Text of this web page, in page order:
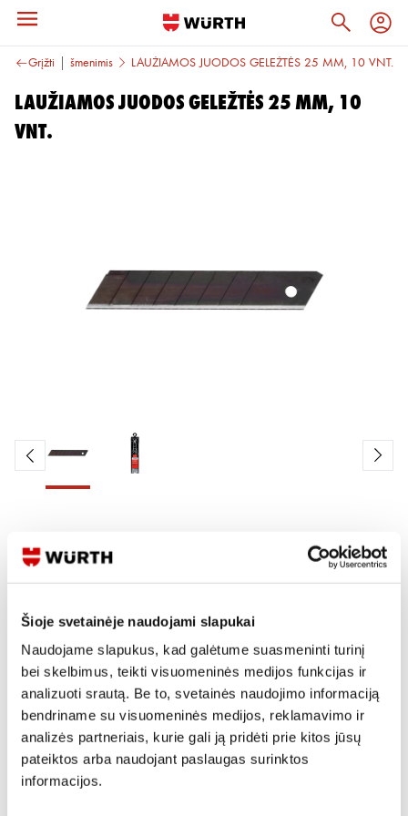
Šioje svetainėje naudojami slapukai
Naudojame slapukus, kad galėtume suasmeninti turinį
bei skelbimus, teikti visuomeninės medijos funkcijas ir
analizuoti srautą. Be to, svetainės naudojimo informaciją
bendriname su visuomeninės medijos, reklamavimo ir
analizės partneriais, kurie gali ją pridėti prie kitos jūsų
pateiktos arba naudojant paslaugas surinktos
informacijos.
Grįžti
keičiamais ašmenimis LAUŽIAMOS JUODOS GELEŽTĖS 25 MM, 10 VNT.
LAUŽIAMOS JUODOS GELEŽTĖS 25 MM, 10
VNT.
Produkto Nr. 0715 66 093EAN 4050641823731
Kainos matomos tik registruotiems vartotojams.
Prisijungti / Registruotis
Rašyti užklausą
Reikia daugiau informacijos?
Rodyti artimiausią parduotuvę